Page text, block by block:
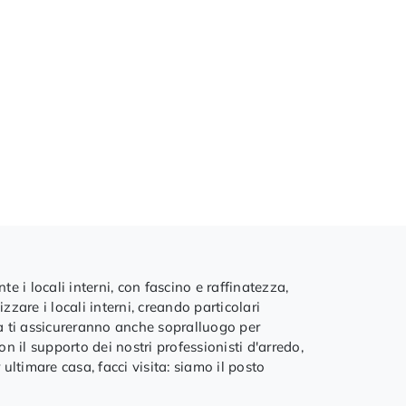
i locali interni, con fascino e raffinatezza,
i locali interni, creando particolari
assicureranno anche sopralluogo per
il supporto dei nostri professionisti d'arredo,
ultimare casa, facci visita: siamo il posto